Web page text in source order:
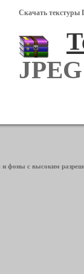
Скачать текстуры
фоны с высоким